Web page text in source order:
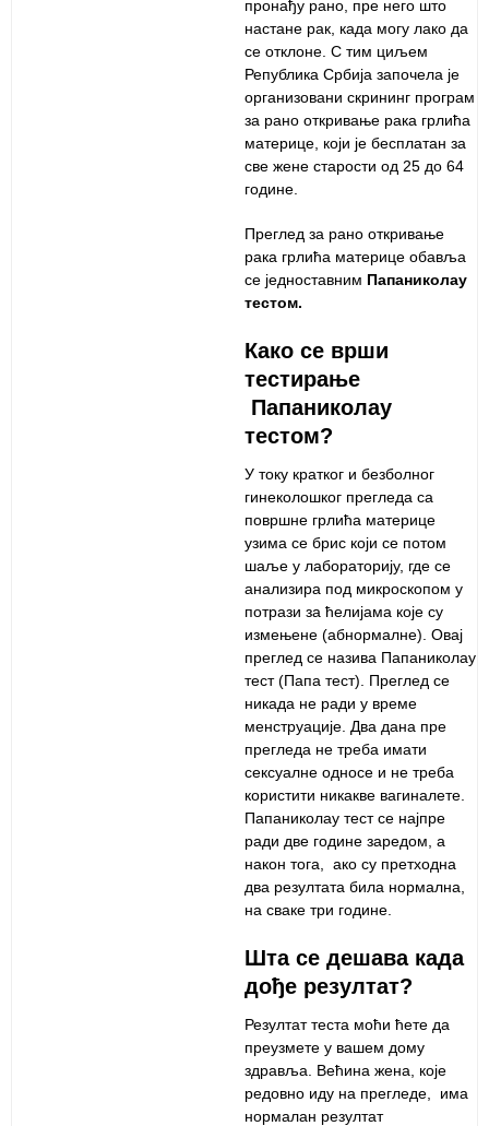
пронађу рано, пре него што
настане рак, када могу лако да
се отклоне. С тим циљем
Република Србија започела је
организовани скрининг програм
за рано откривање рака грлића
материце, који је бесплатан за
све жене старости од 25 до 64
године.
Преглед за рано откривање
рака грлића материце обавља
се једноставним Папаниколау
тестом.
Како се врши
тестирање
Папаниколау
тестом?
У току кратког и безболног
гинеколошког прегледа са
површне грлића материце
узима се брис који се потом
шаље у лабораторију, где се
анализира под микроскопом у
потрази за ћелијама које су
измењене (абнормалне). Овај
преглед се назива Папаниколау
тест (Папа тест). Преглед се
никада не ради у време
менструације. Два дана пре
прегледа не треба имати
сексуалне односе и не треба
користити никакве вагиналете.
Папаниколау тест се најпре
ради две године заредом, а
након тога, ако су претходна
два резултата била нормална,
на сваке три године.
Шта се дешава када
дође резултат?
Резултат теста моћи ћете да
преузмете у вашем дому
здравља. Већина жена, које
редовно иду на прегледе, има
нормалан резултат